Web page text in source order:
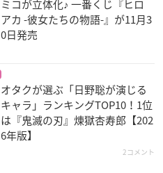
ミコが立体化♪ 一番くじ『ヒロ
アカ -彼女たちの物語-』が11月3
0日発売
オタクが選ぶ「日野聡が演じる
キャラ」ランキングTOP10！1位
は『鬼滅の刃』煉󠄁獄杏寿郎【202
6年版】
2コメント